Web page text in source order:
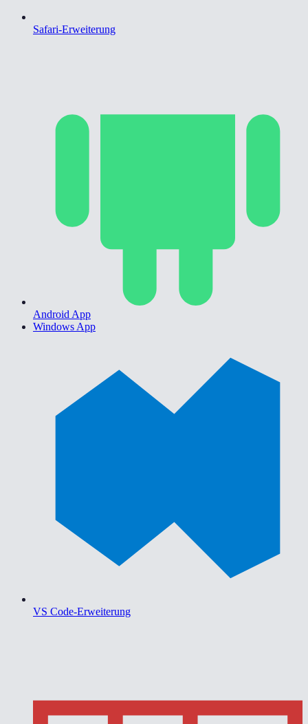
Safari-Erweiterung
Android App
Windows App
VS Code-Erweiterung